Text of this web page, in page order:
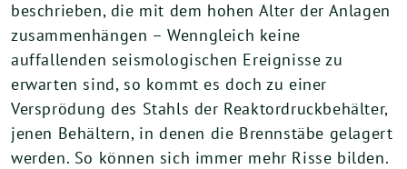
beschrieben, die mit dem hohen Alter der Anlagen
zusammenhängen – Wenngleich keine
auffallenden seismologischen Ereignisse zu
erwarten sind, so kommt es doch zu einer
Versprödung des Stahls der Reaktordruckbehälter,
jenen Behältern, in denen die Brennstäbe gelagert
werden. So können sich immer mehr Risse bilden.